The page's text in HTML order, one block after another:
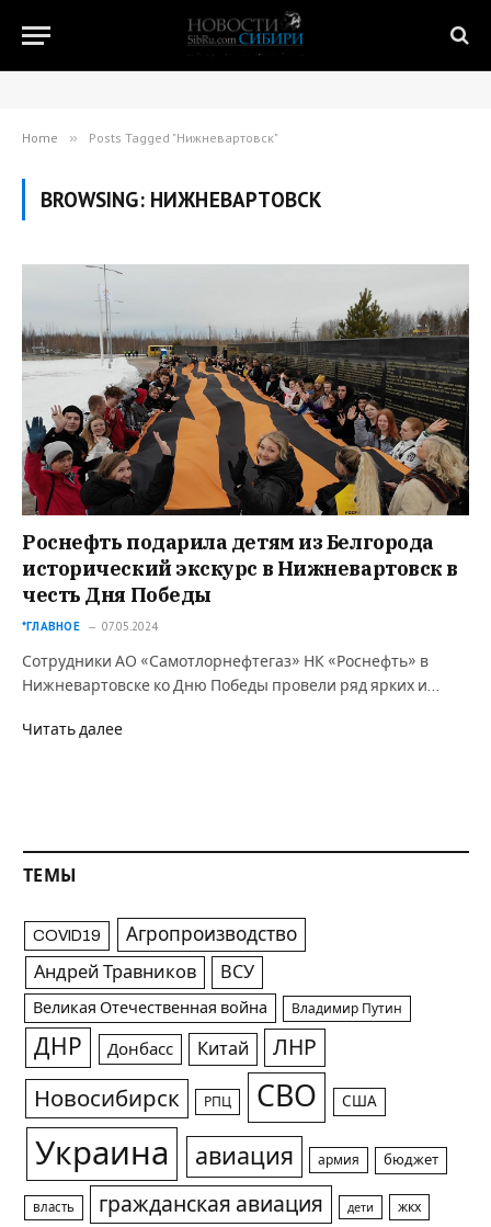
Home » Posts Tagged "Нижневартовск"
BROWSING: НИЖНЕВАРТОВСК
Роснефть подарила детям из Белгорода
исторический экскурс в Нижневартовск в
честь Дня Победы
*ГЛАВНОЕ 07.05.2024
Сотрудники АО «Самотлорнефтегаз» НК «Роснефть» в
Нижневартовске ко Дню Победы провели ряд ярких и…
Читать далее
ТЕМЫ
COVID19 Агропроизводство
Андрей Травников ВСУ
Великая Отечественная война Владимир Путин
ДНР Донбасс Китай ЛНР
Новосибирск РПЦ СВО США
Украина авиация армия бюджет
власть гражданская авиация дети жкх